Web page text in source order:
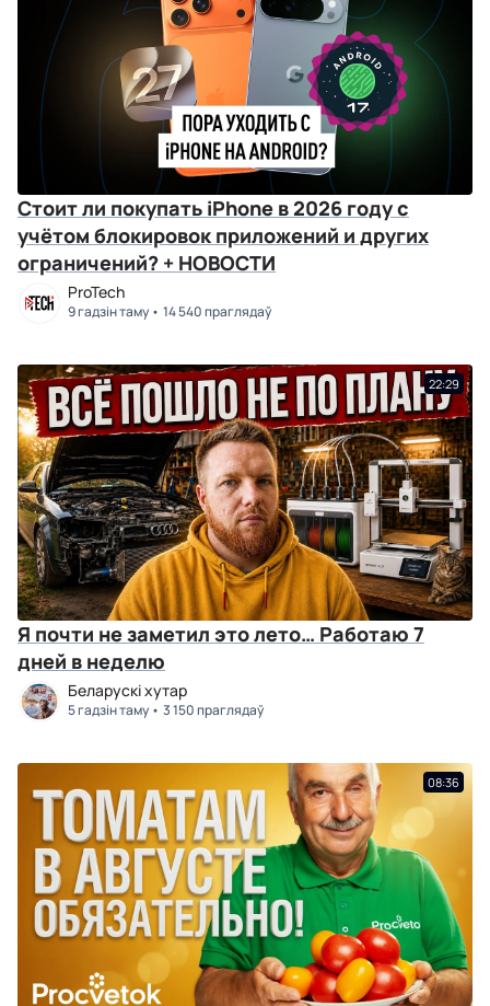
Стоит ли покупать iPhone в 2026 году с
учётом блокировок приложений и других
ограничений? + НОВОСТИ
ProTech
9 гадзін таму 14 540 праглядаў
22:29
Я почти не заметил это лето… Работаю 7
дней в неделю
Беларускі хутар
5 гадзін таму 3 150 праглядаў
08:36